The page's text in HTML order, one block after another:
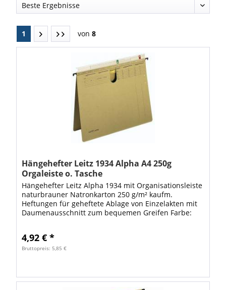
1 von 8
Hängehefter Leitz 1934 Alpha A4 250g
Orgaleiste o. Tasche
Hängehefter Leitz Alpha 1934 mit Organisationsleiste
naturbrauner Natronkarton 250 g/m² kaufm.
Heftungen für geheftete Ablage von Einzelakten mit
Daumenausschnitt zum bequemen Greifen Farbe:
4,92 € *
Bruttopreis: 5,85 €